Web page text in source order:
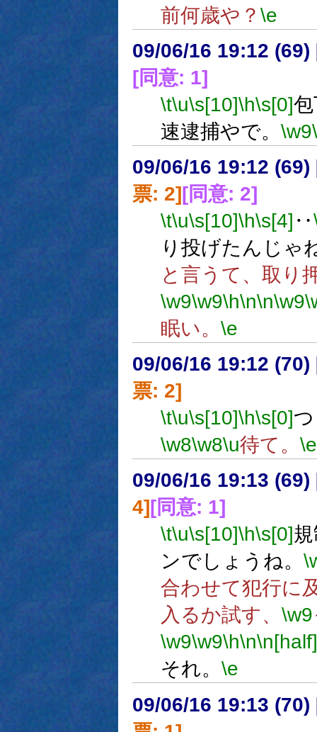
前何歳や？ \e
09/06/16 19:12 (69)
[同意: 1]
\t\u\s[10]\h\s[0]
速逮捕やで。 \w9
09/06/16 19:12 (69)
票: 2][同意: 2]
\t\u\s[10]\h\s[4] ‥
り投げたんじゃ
と言うて、取り
\w9\w9\h\n\n\w9
眠い。 \e
09/06/16 19:12 (70)
票: 2]
\t\u\s[10]\h\s[0]
\w8\w8\u待て。 \e
09/06/16 19:13 (69)
4] [同意: 1]
\t\u\s[10]\h\s[0]
ンでしょうね。
合わせて犯行に
入るか試す、 \w9
\w9\w9\h\n\n[half]
それ。 \e
09/06/16 19:13 (70)